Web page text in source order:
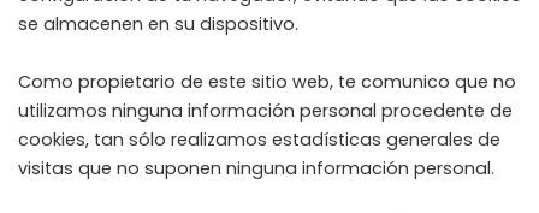
se almacenen en su dispositivo.
Como propietario de este sitio web, te comunico que no
utilizamos ninguna información personal procedente de
cookies, tan sólo realizamos estadísticas generales de
visitas que no suponen ninguna información personal.